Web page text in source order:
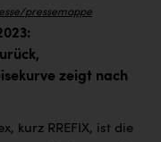
pressemappe
zeigt nach
kurz RREFIX, ist die